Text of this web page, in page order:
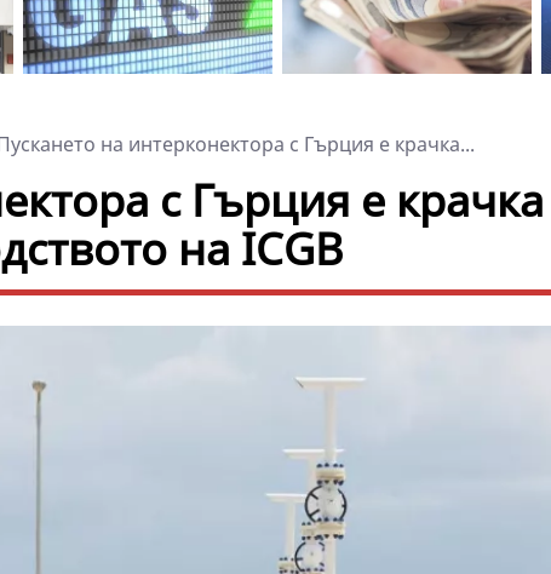
на интерконектора с Гърция е крачка...
с Гърция е
на ICGB